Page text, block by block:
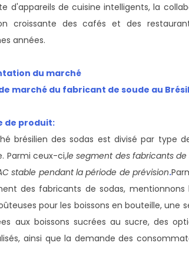
d'appareils de cuisine intelligents, la
croissante des cafés et des
années.
du marché
marché du fabricant de soude au
de produit:
brésilien des sodas est divisé par type
Parmi ceux-ci,le segment des fabricants
stable pendant la période de prévision.
des fabricants de sodas,
pour les boissons en bouteille, une
aux boissons sucrées au sucre, des
ainsi que la demande des